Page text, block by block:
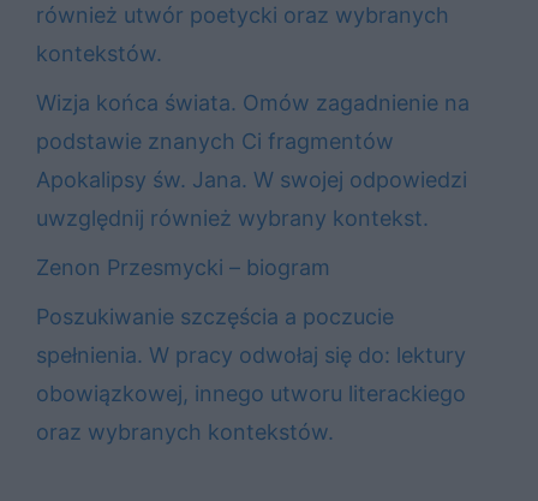
również utwór poetycki oraz wybranych
kontekstów.
Wizja końca świata. Omów zagadnienie na
podstawie znanych Ci fragmentów
Apokalipsy św. Jana. W swojej odpowiedzi
uwzględnij również wybrany kontekst.
Zenon Przesmycki – biogram
Poszukiwanie szczęścia a poczucie
spełnienia. W pracy odwołaj się do: lektury
obowiązkowej, innego utworu literackiego
oraz wybranych kontekstów.